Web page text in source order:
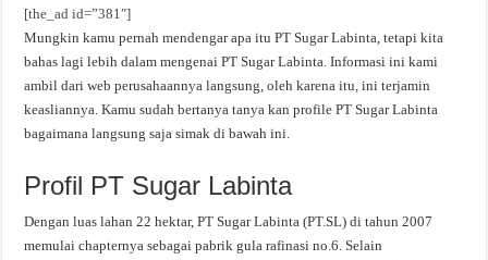
[the_ad id=”381″]
Mungkin kamu pernah mendengar apa itu PT Sugar Labinta, tetapi kita
bahas lagi lebih dalam mengenai PT Sugar Labinta. Informasi ini kami
ambil dari web perusahaannya langsung, oleh karena itu, ini terjamin
keasliannya. Kamu sudah bertanya tanya kan profile PT Sugar Labinta
bagaimana langsung saja simak di bawah ini.
Profil PT Sugar Labinta
Dengan luas lahan 22 hektar, PT Sugar Labinta (PT.SL) di tahun 2007
memulai chapternya sebagai pabrik gula rafinasi no.6. Selain